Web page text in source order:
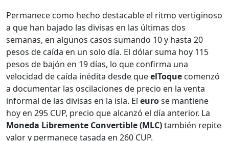
Permanece como hecho destacable el ritmo vertiginoso
a que han bajado las divisas en las últimas dos
semanas, en algunos casos sumando 10 y hasta 20
pesos de caída en un solo día. El dólar suma hoy 115
pesos de bajón en 19 días, lo que confirma una
velocidad de caída inédita desde queelToque comenzó
a documentar las oscilaciones de precio en la venta
informal de las divisas en la isla. El eurose mantiene
hoy en 295 CUP, precio que alcanzó el día anterior. La
Moneda Libremente Convertible (MLC)también repite
valor y permanece tasada en 260 CUP.